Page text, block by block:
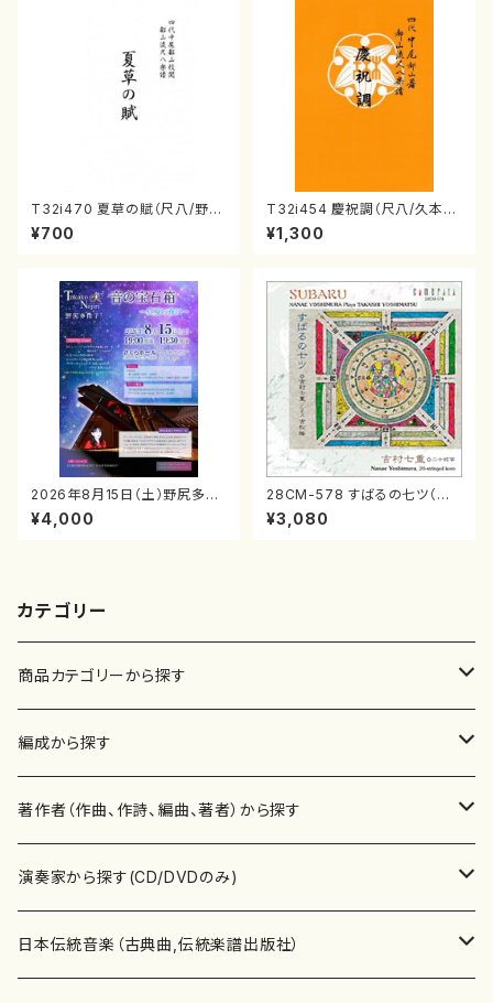
T32i470 夏草の賦（尺八/野村
正峰/楽譜）都山流公刊楽譜曲
番:2178
¥700
T32i454 慶祝調（尺八/久本玄
智/楽譜）都山流公刊楽譜曲番:2
161
¥1,300
2026年8月15日（土）野尻多佳
子ピアノリサイタル 音の宝石
箱チケット一般
¥4,000
28CM-578 すばるの七ツ（二
十絃箏/クラリネット/ヴァイオリ
ン/チェロ/吉松 隆：/CD）
¥3,080
カテゴリー
商品カテゴリーから探す
楽譜
書籍
書籍
テキストブック
CD・DVD
チケット
編成から探す
邦楽器
箏・琴（ソロ）
箏・琴（合奏）
合唱
混声合唱
歌・声
著作者（作曲、作詩、編曲、著者）から探す
あ行
青木省三(アオキ ショウゾウ)
か行
演奏家から探す(CD/DVDのみ)
邦楽（箏、三味線、尺八等）演奏家
日本伝統音楽（古典曲,伝統楽譜出版社）